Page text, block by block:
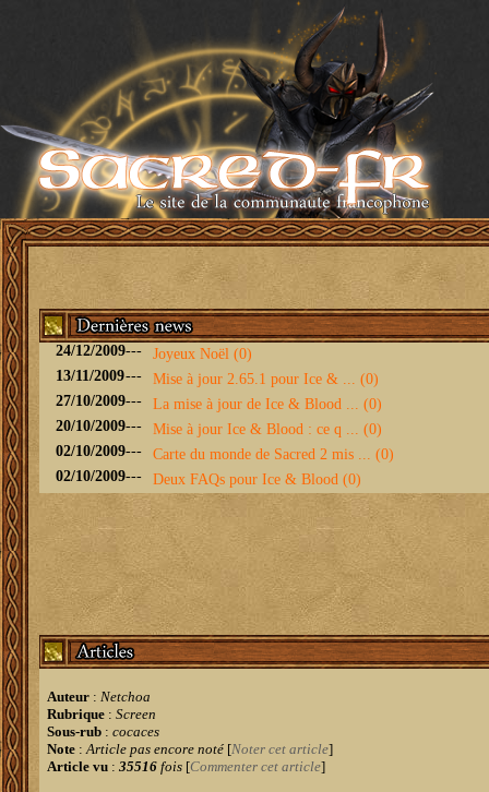
24/12/2009---
Joyeux Noël (0)
13/11/2009---
Mise à jour 2.65.1 pour Ice & ... (0)
27/10/2009---
La mise à jour de Ice & Blood ... (0)
20/10/2009---
Mise à jour Ice & Blood : ce q ... (0)
02/10/2009---
Carte du monde de Sacred 2 mis ... (0)
02/10/2009--- Deux FAQs pour Ice & Blood (0)
Auteur : Netchoa
Rubrique : Screen
Sous-rub : cocaces
Note :Article pas encore noté [Noter cet article]
Article vu : 35516 fois [Commenter cet article]